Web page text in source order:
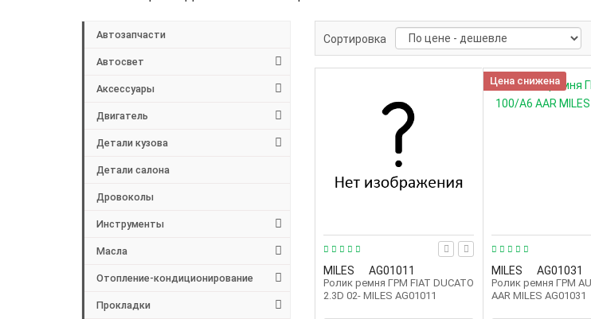
Автозапчасти
Автосвет
Аксессуары
Двигатель
Детали кузова
Детали салона
Дровоколы
Инструменты
Масла
Отопление-кондиционирование
Прокладки
Сортировка
MILES AG01011
Ролик ремня ГРМ FIAT DUCATO
2.3D 02- MILES AG01011
MILES AG01031
Ролик ремня ГРМ
AAR MILES AG01031
Цена снижена